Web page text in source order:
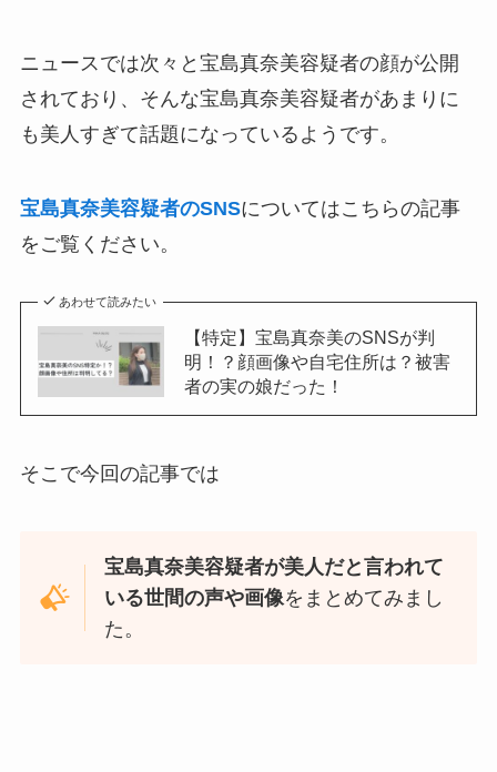
ニュースでは次々と宝島真奈美容疑者の顔が公開
されており、そんな宝島真奈美容疑者があまりに
も美人すぎて話題になっているようです。
宝島真奈美容疑者のSNSについてはこちらの記事
をご覧ください。
あわせて読みたい
【特定】宝島真奈美のSNSが判
明！？顔画像や自宅住所は？被害
者の実の娘だった！
そこで今回の記事では
宝島真奈美容疑者が美人だと言われて
いる世間の声や画像をまとめてみまし
た。